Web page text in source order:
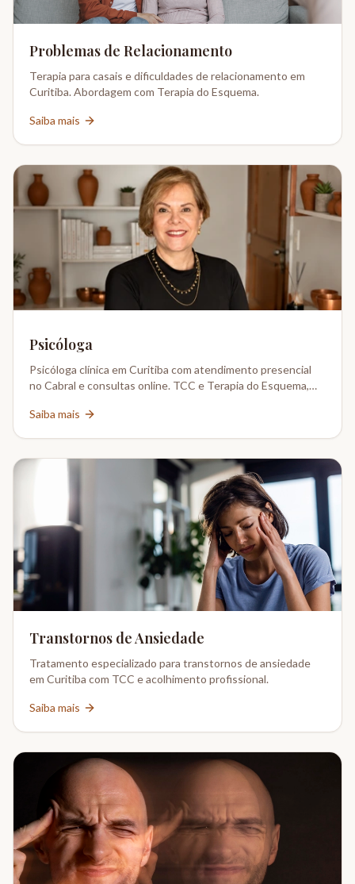
Problemas de Relacionamento
Terapia para casais e dificuldades de relacionamento em
Curitiba. Abordagem com Terapia do Esquema.
Saiba mais
Psicóloga
Psicóloga clínica em Curitiba com atendimento presencial
no Cabral e consultas online. TCC e Terapia do Esquema,
Saiba mais
Transtornos de Ansiedade
Tratamento especializado para transtornos de ansiedade
em Curitiba com TCC e acolhimento profissional.
Saiba mais